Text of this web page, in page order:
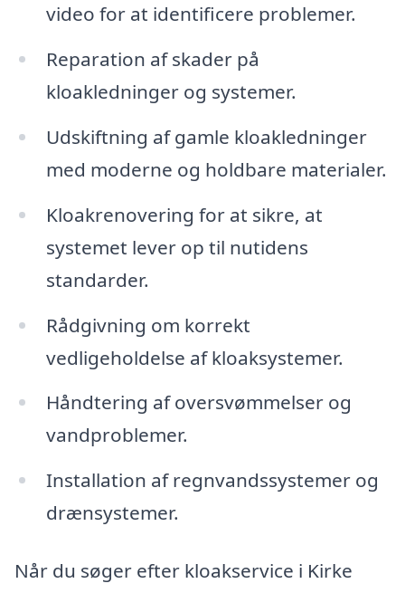
video for at identificere problemer.
Reparation af skader på
kloakledninger og systemer.
Udskiftning af gamle kloakledninger
med moderne og holdbare materialer.
Kloakrenovering for at sikre, at
systemet lever op til nutidens
standarder.
Rådgivning om korrekt
vedligeholdelse af kloaksystemer.
Håndtering af oversvømmelser og
vandproblemer.
Installation af regnvandssystemer og
drænsystemer.
Når du søger efter kloakservice i Kirke